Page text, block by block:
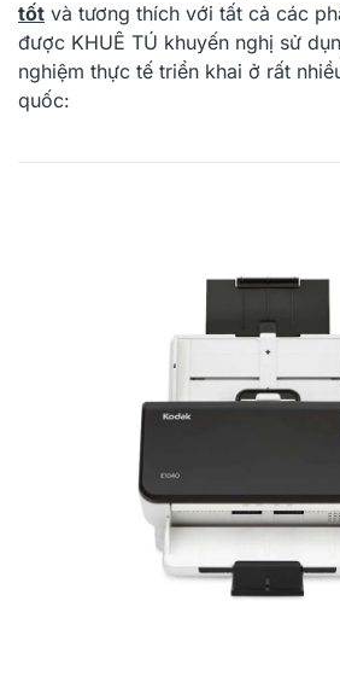
tốt và tương thích với tất cả các
được KHUÊ TÚ khuyến nghị sử
nghiệm thực tế triển khai ở rất
quốc: